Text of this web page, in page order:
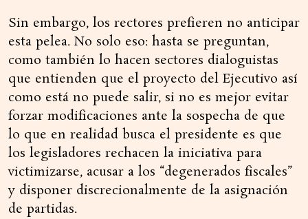
Sin embargo, los rectores prefieren no anticipar
esta pelea. No solo eso: hasta se preguntan,
como también lo hacen sectores dialoguistas
que entienden que el proyecto del Ejecutivo así
como está no puede salir, si no es mejor evitar
forzar modificaciones ante la sospecha de que
lo que en realidad busca el presidente es que
los legisladores rechacen la iniciativa para
victimizarse, acusar a los “degenerados fiscales”
y disponer discrecionalmente de la asignación
de partidas.